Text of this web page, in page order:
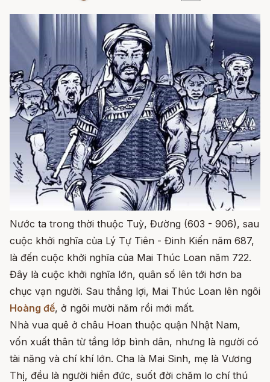
Nước ta trong thời thuộc Tuỳ, Đường (603 - 906), sau
cuộc khởi nghĩa của Lý Tự Tiên - Đinh Kiến năm 687,
là đến cuộc khởi nghĩa của Mai Thúc Loan năm 722.
Đây là cuộc khởi nghĩa lớn, quân số lên tới hơn ba
chục vạn người. Sau thắng lợi, Mai Thúc Loan lên ngôi
Hoàng đế, ở ngôi mười năm rồi mới mất.
Nhà vua quê ở châu Hoan thuộc quận Nhật Nam,
vốn xuất thân từ tầng lớp bình dân, nhưng là người có
tài năng và chí khí lớn. Cha là Mai Sinh, mẹ là Vương
Thị, đều là người hiền đức, suốt đời chăm lo chí thú